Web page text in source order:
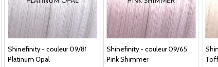
Shinefinity - couleur 09/81
Platinum Opal
Shinefinity - couleur 09/65
Pink Shimmer